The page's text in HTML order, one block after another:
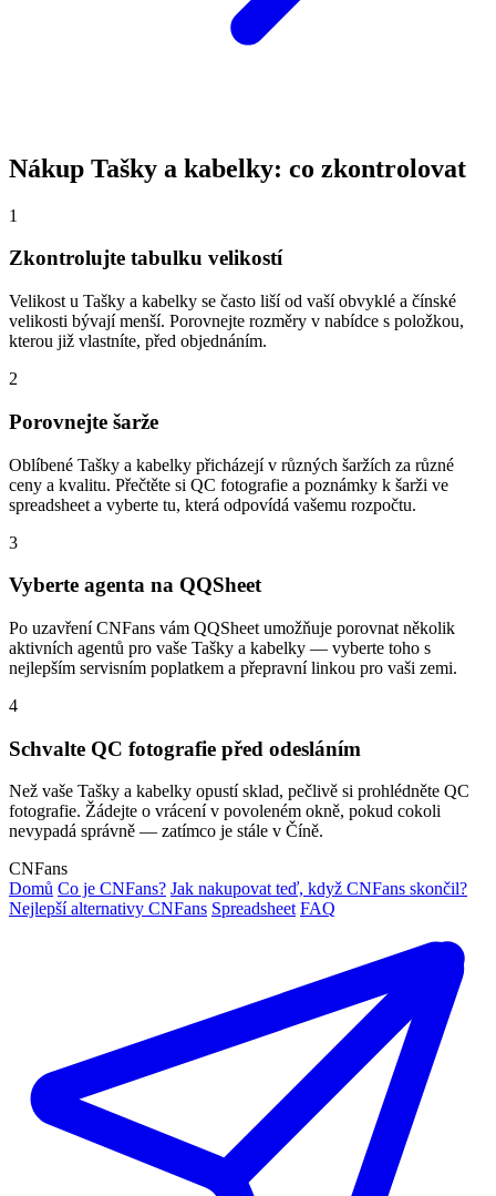
Nákup Tašky a kabelky: co zkontrolovat
1
Zkontrolujte tabulku velikostí
Velikost u Tašky a kabelky se často liší od vaší obvyklé a čínské
velikosti bývají menší. Porovnejte rozměry v nabídce s položkou,
kterou již vlastníte, před objednáním.
2
Porovnejte šarže
Oblíbené Tašky a kabelky přicházejí v různých šaržích za různé
ceny a kvalitu. Přečtěte si QC fotografie a poznámky k šarži ve
spreadsheet a vyberte tu, která odpovídá vašemu rozpočtu.
3
Vyberte agenta na QQSheet
Po uzavření CNFans vám QQSheet umožňuje porovnat několik
aktivních agentů pro vaše Tašky a kabelky — vyberte toho s
nejlepším servisním poplatkem a přepravní linkou pro vaši zemi.
4
Schvalte QC fotografie před odesláním
Než vaše Tašky a kabelky opustí sklad, pečlivě si prohlédněte QC
fotografie. Žádejte o vrácení v povoleném okně, pokud cokoli
nevypadá správně — zatímco je stále v Číně.
CNFans
Domů Co je CNFans? Jak nakupovat teď, když CNFans skončil?
Nejlepší alternativy CNFans Spreadsheet FAQ